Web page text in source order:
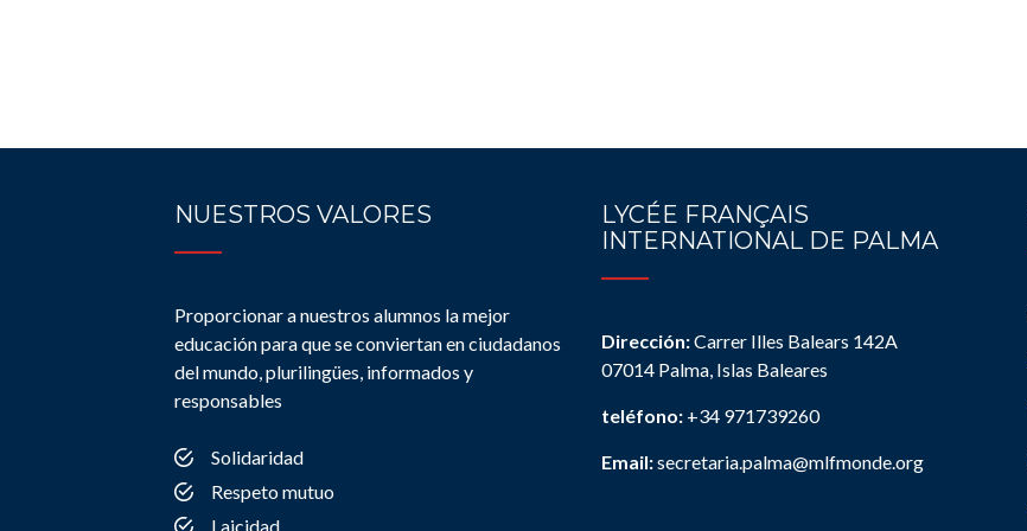
NUESTROS VALORES
Proporcionar a nuestros alumnos la mejor
educación para que se conviertan en ciudadanos
del mundo, plurilingües, informados y
responsables
Solidaridad
Respeto mutuo
Laicidad
LYCÉE FRANÇAIS
INTERNATIONAL DE PALMA
Dirección:Carrer Illes Balears 142A
07014 Palma, Islas Baleares
teléfono: +34 971739260
Email:secretaria.palma@mlfmonde.org